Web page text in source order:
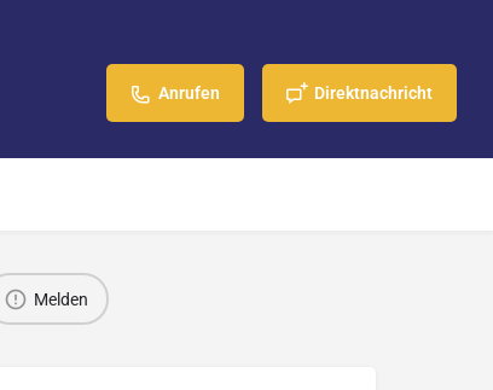
Anrufen Direktnachricht
Melden